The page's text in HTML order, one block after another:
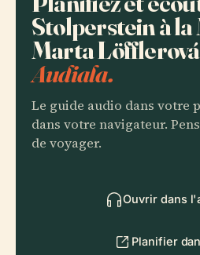
Stolperstein à
Marta Löfflerová
Audiala.
Le guide audio dans votre
dans votre navigateur.
de voyager.
Ouvrir dans
Planifier